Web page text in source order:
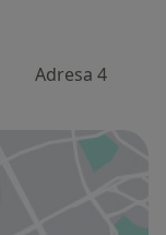
Adresa 4